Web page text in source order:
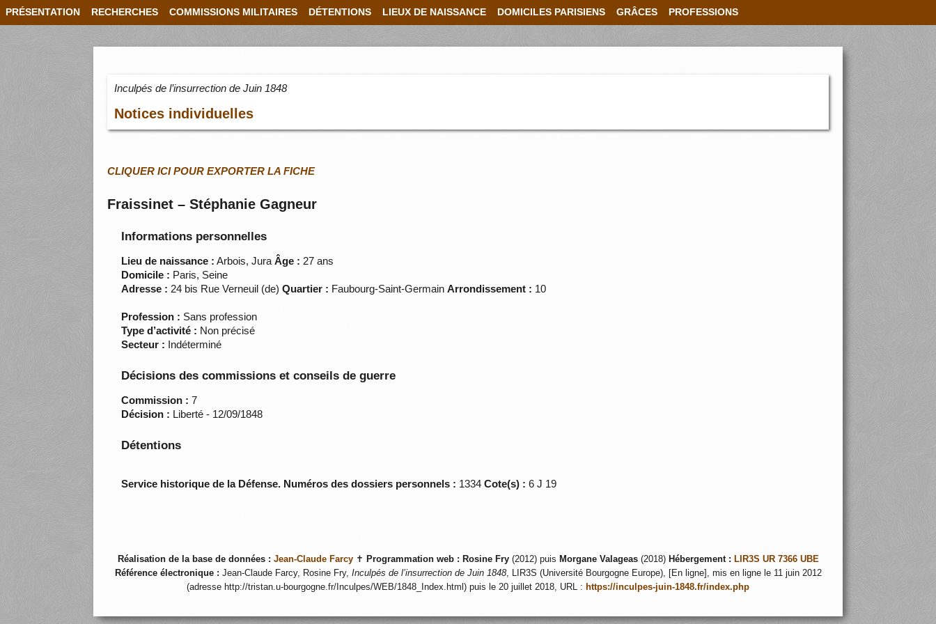
PRÉSENTATION RECHERCHES COMMISSIONS MILITAIRES DÉTENTIONS LIEUX DE NAISSANCE DOMICILES PARISIENS GRÂCES PROFESSIONS
Inculpés de l’insurrection de Juin 1848
Notices individuelles
CLIQUER ICI POUR EXPORTER LA FICHE
Fraissinet – Stéphanie Gagneur
Informations personnelles
Lieu de naissance : Arbois, Jura Âge : 27 ans
Domicile : Paris, Seine
Adresse : 24 bis Rue Verneuil (de)Quartier : Faubourg-Saint-GermainArrondissement : 10
Profession : Sans profession
Type d’activité : Non précisé
Secteur : Indéterminé
Décisions des commissions et conseils de guerre
Commission : 7
Décision : Liberté - 12/09/1848
Détentions
Service historique de la Défense. Numéros des dossiers personnels : 1334Cote(s) : 6 J 19
Réalisation de la base de données : Jean-Claude Farcy✝ Programmation web : Rosine Fry(2012) puis Morgane Valageas(2018) Hébergement : LIR3S UR 7366 UBE
Référence électronique : Jean-Claude Farcy, Rosine Fry, Inculpés de l’insurrection de Juin 1848, LIR3S (Université Bourgogne Europe), [En ligne], mis en ligne le 11 juin 2012
(adresse http://tristan.u-bourgogne.fr/Inculpes/WEB/1848_Index.html) puis le 20 juillet 2018, URL : https://inculpes-juin-1848.fr/index.php